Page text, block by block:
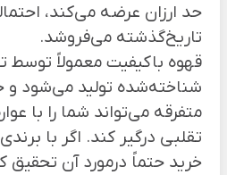
حد ارزان عرضه می‌کند،
تاریخ‌گذشته می‌فروشد.
قهوه باکیفیت معمولاً توسط
شناخته‌شده تولید می‌شود و
متفرقه می‌تواند شما را
تقلبی درگیر کند. اگر با
خرید حتماً درمورد آن تحقیق